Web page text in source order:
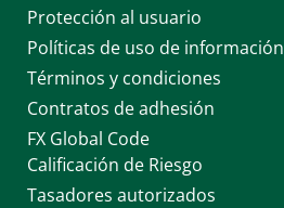
Protección al usuario
Políticas de uso de información
Términos y condiciones
Contratos de adhesión
FX Global Code
Calificación de Riesgo
Tasadores autorizados